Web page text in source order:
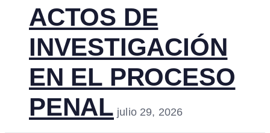
ACTOS DE
INVESTIGACIÓN
EN EL PROCESO
PENAL julio 29, 2026